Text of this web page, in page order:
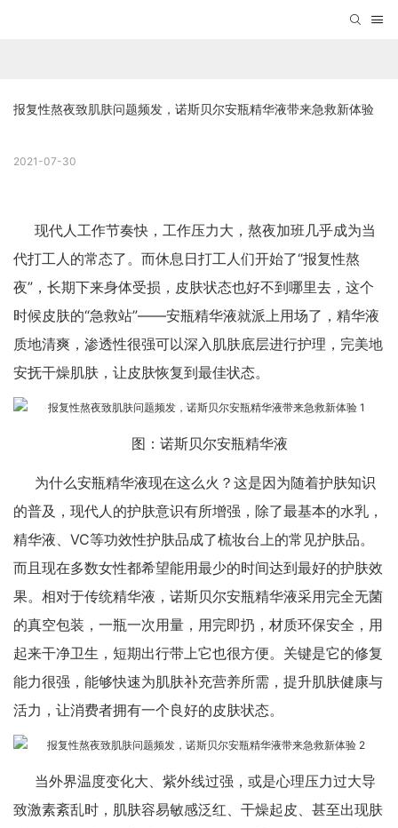
报复性熬夜致肌肤问题频发，诺斯贝尔安瓶精华液带来急救新体验
2021-07-30
现代人工作节奏快，工作压力大，熬夜加班几乎成为当
代打工人的常态了。而休息日打工人们开始了“报复性熬
夜”，长期下来身体受损，皮肤状态也好不到哪里去，这个
时候皮肤的“急救站”——安瓶精华液就派上用场了，精华液
质地清爽，渗透性很强可以深入肌肤底层进行护理，完美地
安抚干燥肌肤，让皮肤恢复到最佳状态。
图：诺斯贝尔安瓶精华液
为什么安瓶精华液现在这么火？这是因为随着护肤知识
的普及，现代人的护肤意识有所增强，除了最基本的水乳，
精华液、VC等功效性护肤品成了梳妆台上的常见护肤品。
而且现在多数女性都希望能用最少的时间达到最好的护肤效
果。相对于传统精华液，诺斯贝尔安瓶精华液采用完全无菌
的真空包装，一瓶一次用量，用完即扔，材质环保安全，用
起来干净卫生，短期出行带上它也很方便。关键是它的修复
能力很强，能够快速为肌肤补充营养所需，提升肌肤健康与
活力，让消费者拥有一个良好的皮肤状态。
当外界温度变化大、紫外线过强，或是心理压力过大导
致激素紊乱时，肌肤容易敏感泛红、干燥起皮、甚至出现肤